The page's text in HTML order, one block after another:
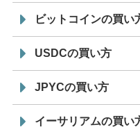
ビットコインの買い
USDCの買い方
JPYCの買い方
イーサリアムの買い